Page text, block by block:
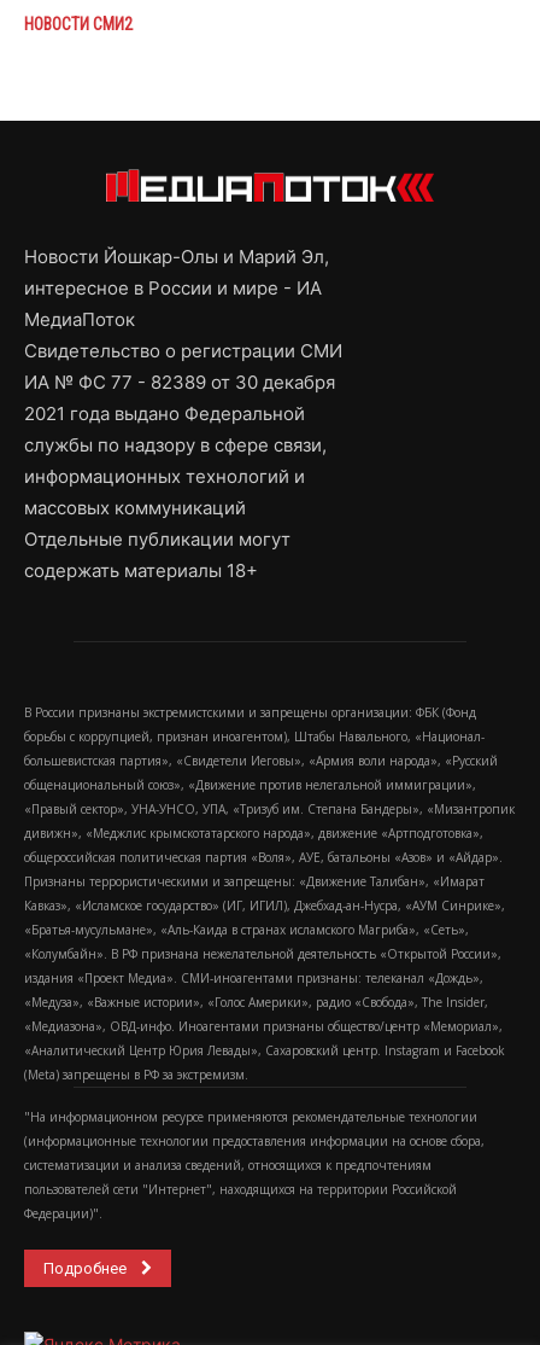
НОВОСТИ СМИ2
Новости Йошкар-Олы и Марий Эл,
интересное в России и мире - ИА
МедиаПоток
Свидетельство о регистрации СМИ
ИА № ФС 77 - 82389 от 30 декабря
2021 года выдано Федеральной
службы по надзору в сфере связи,
информационных технологий и
массовых коммуникаций
Отдельные публикации могут
содержать материалы 18+
В России признаны экстремистскими и запрещены организации: ФБК (Фонд
борьбы с коррупцией, признан иноагентом), Штабы Навального, «Национал-
большевистская партия», «Свидетели Иеговы», «Армия воли народа», «Русский
общенациональный союз», «Движение против нелегальной иммиграции»,
«Правый сектор», УНА-УНСО, УПА, «Тризуб им. Степана Бандеры», «Мизантропик
дивижн», «Меджлис крымскотатарского народа», движение «Артподготовка»,
общероссийская политическая партия «Воля», АУЕ, батальоны «Азов» и «Айдар».
Признаны террористическими и запрещены: «Движение Талибан», «Имарат
Кавказ», «Исламское государство» (ИГ, ИГИЛ), Джебхад-ан-Нусра, «АУМ Синрике»,
«Братья-мусульмане», «Аль-Каида в странах исламского Магриба», «Сеть»,
«Колумбайн». В РФ признана нежелательной деятельность «Открытой России»,
издания «Проект Медиа». СМИ-иноагентами признаны: телеканал «Дождь»,
«Медуза», «Важные истории», «Голос Америки», радио «Свобода», The Insider,
«Медиазона», ОВД-инфо. Иноагентами признаны общество/центр «Мемориал»,
«Аналитический Центр Юрия Левады», Сахаровский центр. Instagram и Facebook
(Metа) запрещены в РФ за экстремизм.
"На информационном ресурсе применяются рекомендательные технологии
(информационные технологии предоставления информации на основе сбора,
систематизации и анализа сведений, относящихся к предпочтениям
пользователей сети "Интернет", находящихся на территории Российской
Федерации)".
Подробнее